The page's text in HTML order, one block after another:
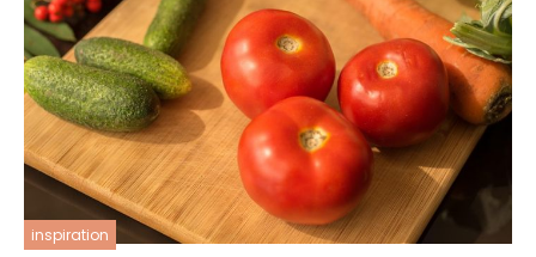
inspiration